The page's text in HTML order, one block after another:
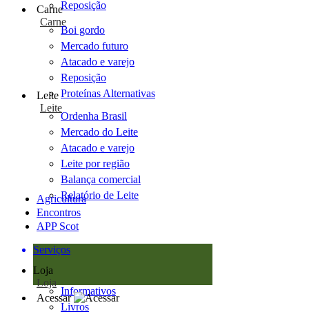
Reposição
Carne
Carne
Boi gordo
Mercado futuro
Atacado e varejo
Reposição
Proteínas Alternativas
Leite
Leite
Ordenha Brasil
Mercado do Leite
Atacado e varejo
Leite por região
Balança comercial
Relatório de Leite
Agricultura
Encontros
APP Scot
Serviços
Loja
Loja
Informativos
Livros
Acessar